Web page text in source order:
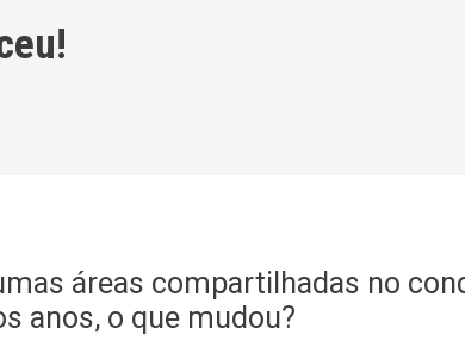
áreas compartilhadas no
anos, o que mudou?